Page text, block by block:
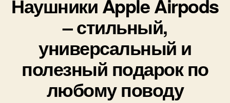
Наушники Apple Airpods
– стильный,
универсальный и
полезный подарок по
любому поводу